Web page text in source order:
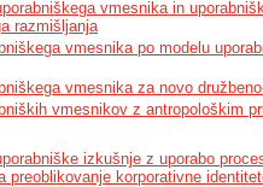
The resulting product shows that
Studio, is able to attain a
vmesnika in
razmišljanja
vmesnika po modelu
vmesnika za novo
vmesnikov z antropološkim
izkušnje z uporabo
preoblikovanje korporativne